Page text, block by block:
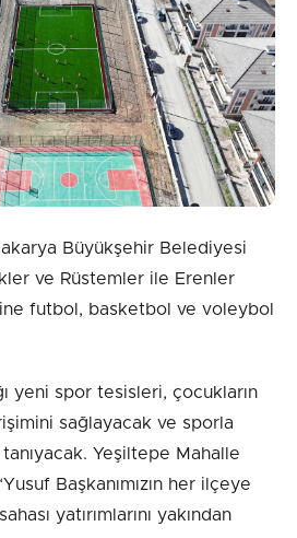
7 + 4 = ?
Gönder
Büyükşehir Belediyesi
ve Rüstemler ile Erenler
futbol, basketbol ve voleybol
yeni spor tesisleri, çocukların
sağlayacak ve sporla
Yeşiltepe Mahalle
Başkanımızın her ilçeye
yatırımlarını yakından